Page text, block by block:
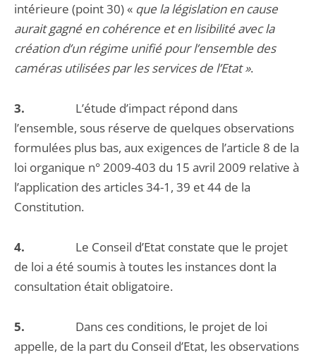
intérieure (point 30) « que la législation en cause
aurait gagné en cohérence et en lisibilité avec la
création d’un régime unifié pour l’ensemble des
caméras utilisées par les services de l’Etat ».
3. L’étude d’impact répond dans
l’ensemble, sous réserve de quelques observations
formulées plus bas, aux exigences de l’article 8 de la
loi organique n° 2009-403 du 15 avril 2009 relative à
l’application des articles 34-1, 39 et 44 de la
Constitution.
4. Le Conseil d’Etat constate que le projet
de loi a été soumis à toutes les instances dont la
consultation était obligatoire.
5. Dans ces conditions, le projet de loi
appelle, de la part du Conseil d’Etat, les observations